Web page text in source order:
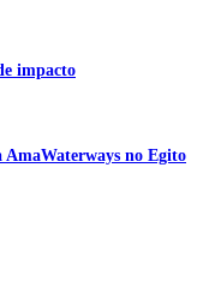
impacto
no Egito